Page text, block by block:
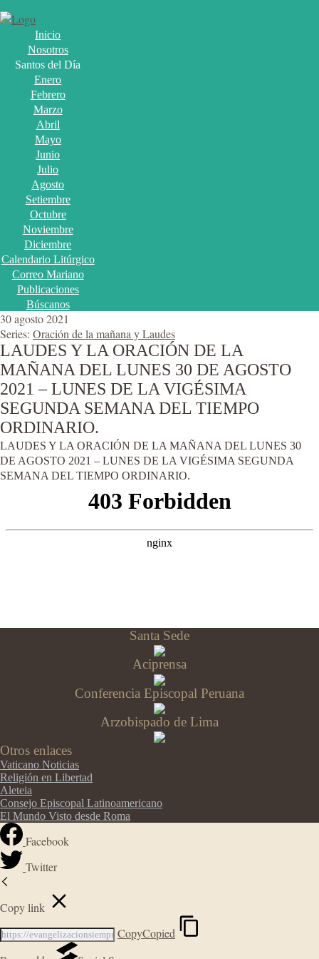
Inicio
Nosotros
Santos del Día
Enero
Febrero
Marzo
Abril
Mayo
Junio
Julio
Agosto
Setiembre
Octubre
Noviembre
Diciembre
Calendario Litúrgico
Correo Mariano
Publicaciones
Búscanos
30 agosto 2021
Series: Oración de la mañana y Laudes
LAUDES Y LA ORACIÓN DE LA
MAÑANA DEL LUNES 30 DE AGOSTO
2021 – LUNES DE LA VIGÉSIMA
SEGUNDA SEMANA DEL TIEMPO
ORDINARIO.
LAUDES Y LA ORACIÓN DE LA MAÑANA DEL LUNES 30
DE AGOSTO 2021 – LUNES DE LA VIGÉSIMA SEGUNDA
SEMANA DEL TIEMPO ORDINARIO.
Santa Sede
Aciprensa
Conferencia Episcopal Peruana
Arzobispado de Lima
Otros enlaces
Vaticano Noticias
Religión en Libertad
Aleteia
Consejo Episcopal Latinoamericano
El Mundo Visto desde Roma
Facebook
Twitter
Copy link
CopyCopied